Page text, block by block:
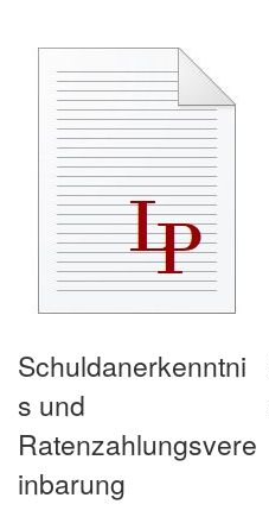
Schuldanerkenntni
s und
Ratenzahlungsvere
inbarung